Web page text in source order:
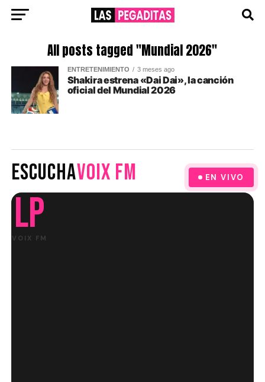
All posts tagged "Mundial 2026"
ENTRETENIMIENTO 3 meses ago
Shakira estrena «Dai Dai», la canción
oficial del Mundial 2026
ESCUCHAVOIX FM EN VIVO
LP
VOIX FM